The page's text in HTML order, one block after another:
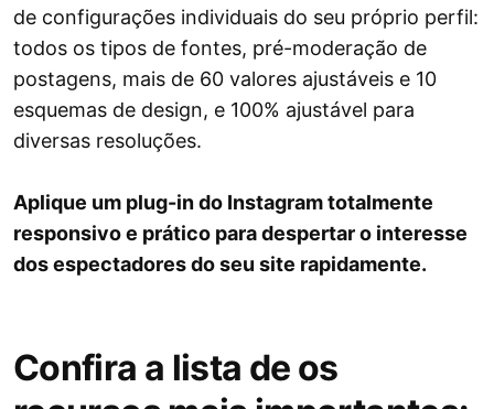
de configurações individuais do seu próprio perfil:
todos os tipos de fontes, pré-moderação de
postagens, mais de 60 valores ajustáveis ​​e 10
esquemas de design, e 100% ajustável para
diversas resoluções.
Aplique um plug-in do Instagram totalmente
responsivo e prático para despertar o interesse
dos espectadores do seu site rapidamente.
Confira a lista de os